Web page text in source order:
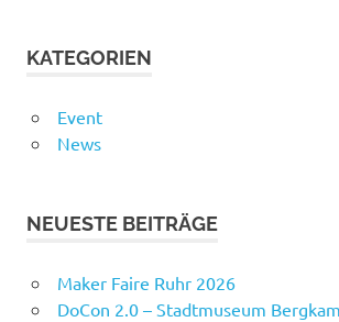
KATEGORIEN
Event
News
NEUESTE BEITRÄGE
Maker Faire Ruhr 2026
DoCon 2.0 – Stadtmuseum